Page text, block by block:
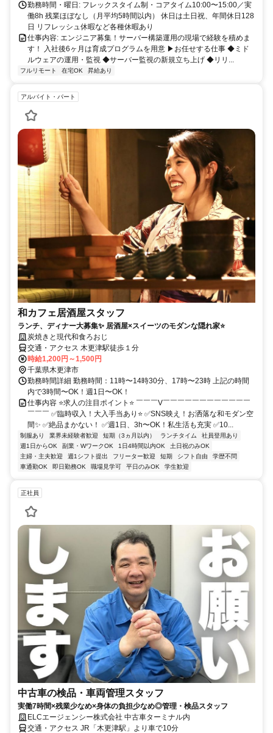
勤務時間・曜日: フレックスタイム制・コアタイム10:00〜15:00／実
働8h 残業ほぼなし（月平均5時間以内） 休日は土日祝、年間休日128
日 リフレッシュ休暇など各種休暇あり
仕事内容: エンジニア募集！サーバー構築運用の現場で経験を積めま
す！ 入社後6ヶ月は育成プログラムを用意 ▶お任せする仕事 ◆ミド
ルウェアの運用・監視 ◆サーバー監視の新規立ち上げ ◆リリ...
フルリモート 在宅OK 昇給あり
アルバイト・パート
和カフェ居酒屋スタッフ
ランチ、ディナー大募集✨ 居酒屋×スイーツのモダンな隠れ家⭐
炭焼きと現代和食ろおじ
交通・アクセス 木更津駅徒歩１分
時給1,200円～1,500円
千葉県木更津市
勤務時間詳細 勤務時間：11時〜14時30分、17時〜23時 上記の時間
内で3時間〜OK！週1日〜OK！
仕事内容 ⭐求人の注目ポイント⭐ ￣￣￣V￣￣￣￣￣￣￣￣￣￣￣￣
￣￣￣ ✅臨時収入！大入手当あり⭐ ✅SNS映え！お洒落な和モダン空
間✨ ✅絶品まかない！ ✅週1日、3h〜OK！私生活も充実 ✅10...
制服あり 業界未経験者歓迎 短期（3ヵ月以内） ランチタイム
社員登用あり
週1日からOK
副業・WワークOK 1日4時間以内OK
土日祝のみOK
主婦・主夫歓迎
週1シフト提出 フリーター歓迎 短期 シフト自由
学歴不問
車通勤OK
即日勤務OK 職場見学可 平日のみOK 学生歓迎
正社員
中古車の検品・車両管理スタッフ
実働7時間×残業少なめ×身体の負担少なめ◎管理・検品スタッフ
ELCエージェンシー株式会社 中古車ターミナル内
交通・アクセス JR「木更津駅」より車で10分